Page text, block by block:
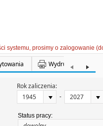
systemu, prosimy o zalogowanie
Wydruki
Rok zaliczenia:
-
Status pracy: